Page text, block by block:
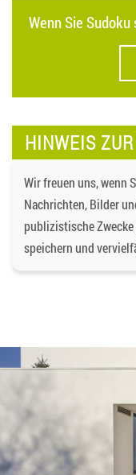
Wenn Sie
HINWEIS
Wir freuen uns, wenn
Nachrichten, Bilder
publizistische
speichern und
Dritte ist nicht
Baugenossenschaft
Urheber ist
Fotostock-Anbietern.
den jeweiligen
verwenden wollen.